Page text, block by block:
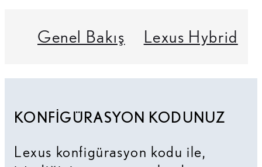
Genel Bakış Lexus Hybrid
KONFIGÜRASYON KODUNUZ
Lexus konfigürasyon kodu ile,